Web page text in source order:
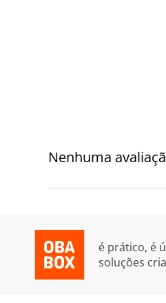
Nenhuma
é prático, é
soluções